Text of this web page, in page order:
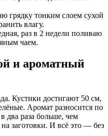
грядку тонким слоем сухой
влагу.
раз в 2 недели поливаю
чаем.
и ароматный
Кустики достигают 50 см,
Аромат разносится по
два раза больше, чем
заготовки. И всё это — без